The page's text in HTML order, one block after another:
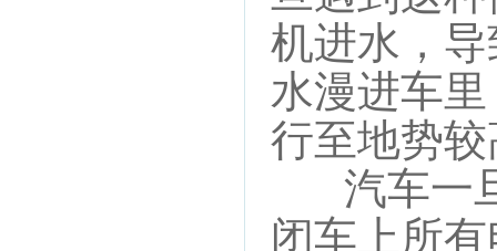
机进水，
水漫进车
行至地势
汽车一旦
闭车上所